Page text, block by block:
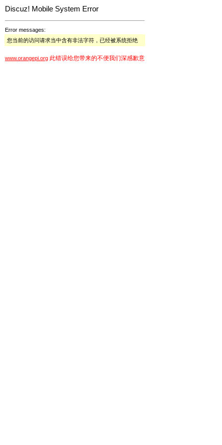
Discuz! Mobile System Error
Error messages:
您当前的访问请求当中含有非法字符，已经被系统拒绝
www.orangepi.org 此错误给您带来的不便我们深感歉意